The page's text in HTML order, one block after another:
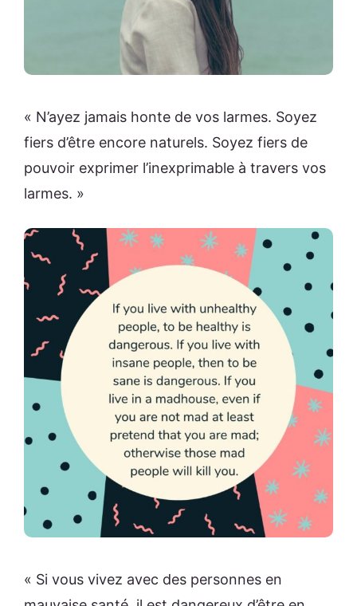
« N’ayez jamais honte de vos larmes. Soyez
fiers d’être encore naturels. Soyez fiers de
pouvoir exprimer l’inexprimable à travers vos
larmes. »
« Si vous vivez avec des personnes en